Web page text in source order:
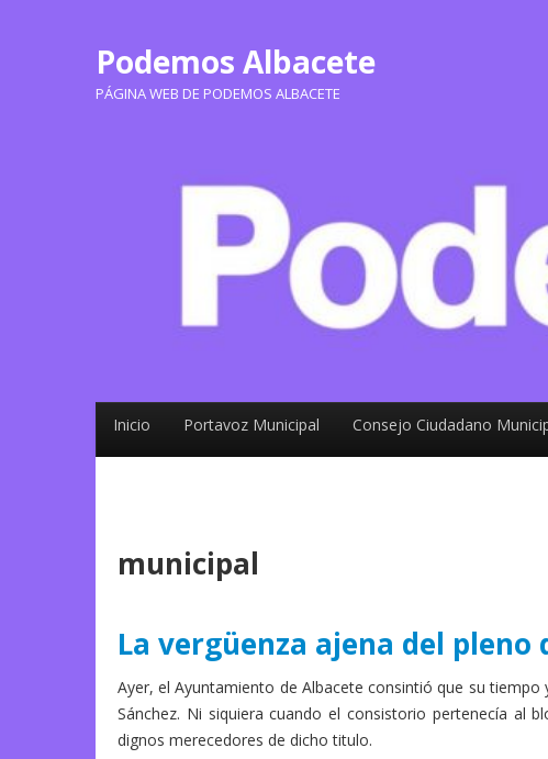
Podemos Albacete
PÁGINA WEB DE PODEMOS ALBACETE
Inicio Portavoz Municipal Consejo Ciudadano
municipal
La vergüenza ajena del pleno
Ayer, el Ayuntamiento de Albacete consintió que su
Sánchez. Ni siquiera cuando el consistorio pertenecía al
dignos merecedores de dicho titulo.